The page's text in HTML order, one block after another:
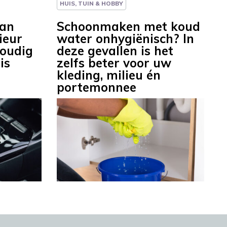
HUIS, TUIN & HOBBY
Schoonmaken met koud
water onhygiënisch? In
deze gevallen is het
zelfs beter voor uw
kleding, milieu én
portemonnee